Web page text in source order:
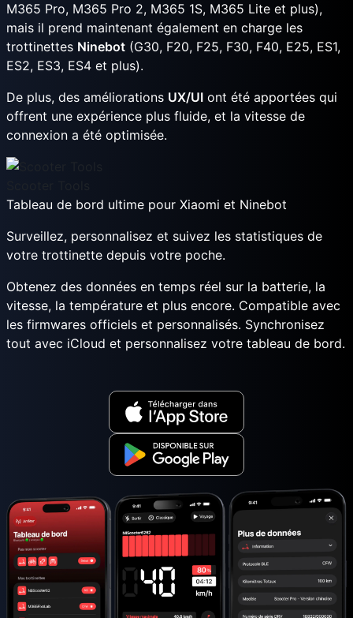
M365 Pro, M365 Pro 2, M365 1S, M365 Lite et plus),
mais il prend maintenant également en charge les
trottinettes Ninebot (G30, F20, F25, F30, F40, E25, ES1,
ES2, ES3, ES4 et plus).
De plus, des améliorations UX/UI ont été apportées qui
offrent une expérience plus fluide, et la vitesse de
connexion a été optimisée.
Tableau de bord ultime pour Xiaomi et Ninebot
Surveillez, personnalisez et suivez les statistiques de
votre trottinette depuis votre poche.
Obtenez des données en temps réel sur la batterie, la
vitesse, la température et plus encore. Compatible avec
les firmwares officiels et personnalisés. Synchronisez
tout avec iCloud et personnalisez votre tableau de bord.